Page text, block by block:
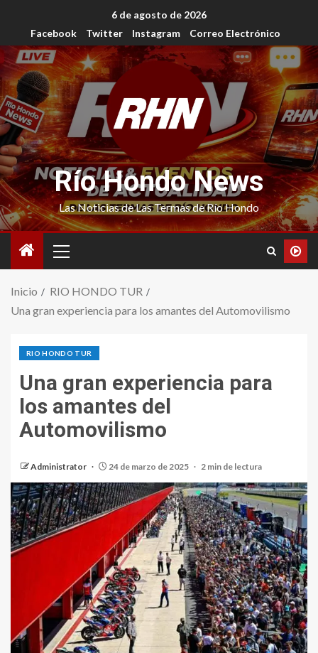
6 de agosto de 2026
Facebook
Twitter Instagram Correo Electrónico
Río Hondo News
Las Noticias de Las Termas de Río Hondo
Inicio
RIO HONDO TUR
Una gran experiencia para los amantes del Automovilismo
RIO HONDO TUR
Una gran experiencia para
los amantes del
Automovilismo
Administrator 24 de marzo de 2025 2 min de lectura